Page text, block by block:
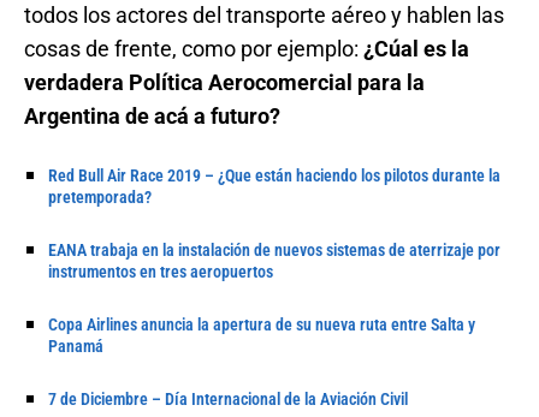
todos los actores del transporte aéreo y hablen las
cosas de frente, como por ejemplo: ¿Cúal es la
verdadera Política Aerocomercial para la
Argentina de acá a futuro?
Red Bull Air Race 2019 – ¿Que están haciendo los pilotos durante la
pretemporada?
EANA trabaja en la instalación de nuevos sistemas de aterrizaje por
instrumentos en tres aeropuertos
Copa Airlines anuncia la apertura de su nueva ruta entre Salta y
Panamá
7 de Diciembre – Día Internacional de la Aviación Civil